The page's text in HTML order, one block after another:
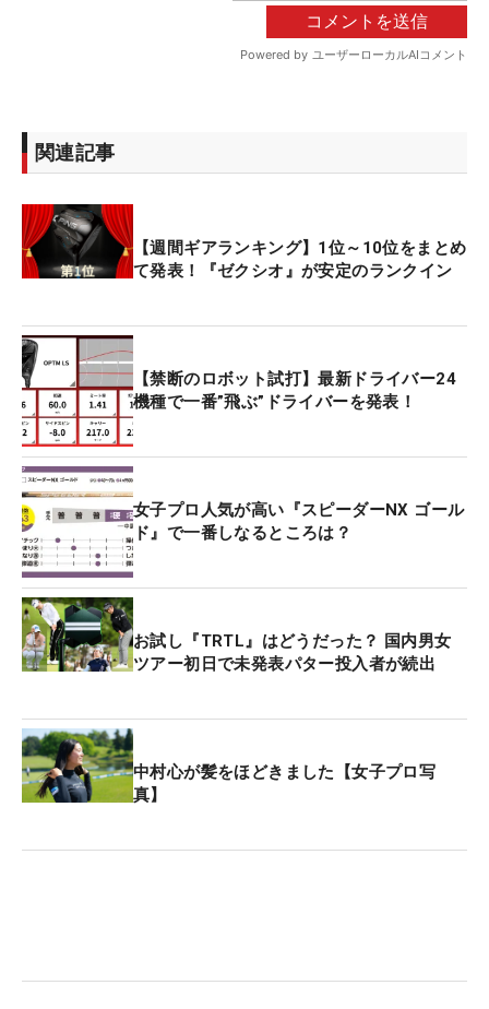
関連記事
【週間ギアランキング】1位～10位をまとめ
て発表！『ゼクシオ』が安定のランクイン
【禁断のロボット試打】最新ドライバー24
機種で一番”飛ぶ”ドライバーを発表！
女子プロ人気が高い『スピーダーNX ゴール
ド』で一番しなるところは？
お試し『TRTL』はどうだった？ 国内男女
ツアー初日で未発表パター投入者が続出
中村心が髪をほどきました【女子プロ写
真】